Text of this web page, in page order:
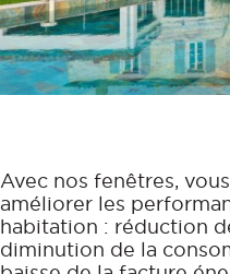
Avec nos fenêtres,
améliorer les
habitation : réduction
diminution de la